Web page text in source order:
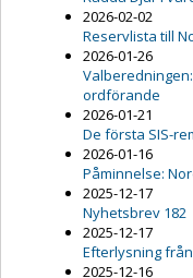
2026-02-02
Reservlista till
2026-01-26
ordförande
2026-01-21
De första SIS-
2026-01-16
Påminnelse:
2025-12-17
Nyhetsbrev 182
2025-12-17
Efterlysning
2025-12-16